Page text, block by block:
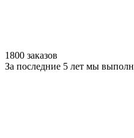
1800 заказов
За последние 5 лет мы